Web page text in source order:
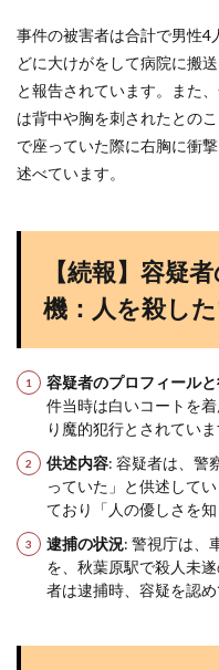
事件の被害者は合計で男性4
どに大けがをして病院に搬
と報告されています​。また
は背中や胸を刺されたとの
で座っていた際に右胸に衝
述べています​​。
【続報】容疑
機：人を殺し
容疑者のプロフィール
件当時は白いコートを
り魔的犯行とされていま
供述内容: 容疑者は、警
っていた」と供述して
ており「人の優しさを
逮捕の状況: 警視庁は、
を、秋葉原駅で殺人未
者は逮捕時、容疑を認